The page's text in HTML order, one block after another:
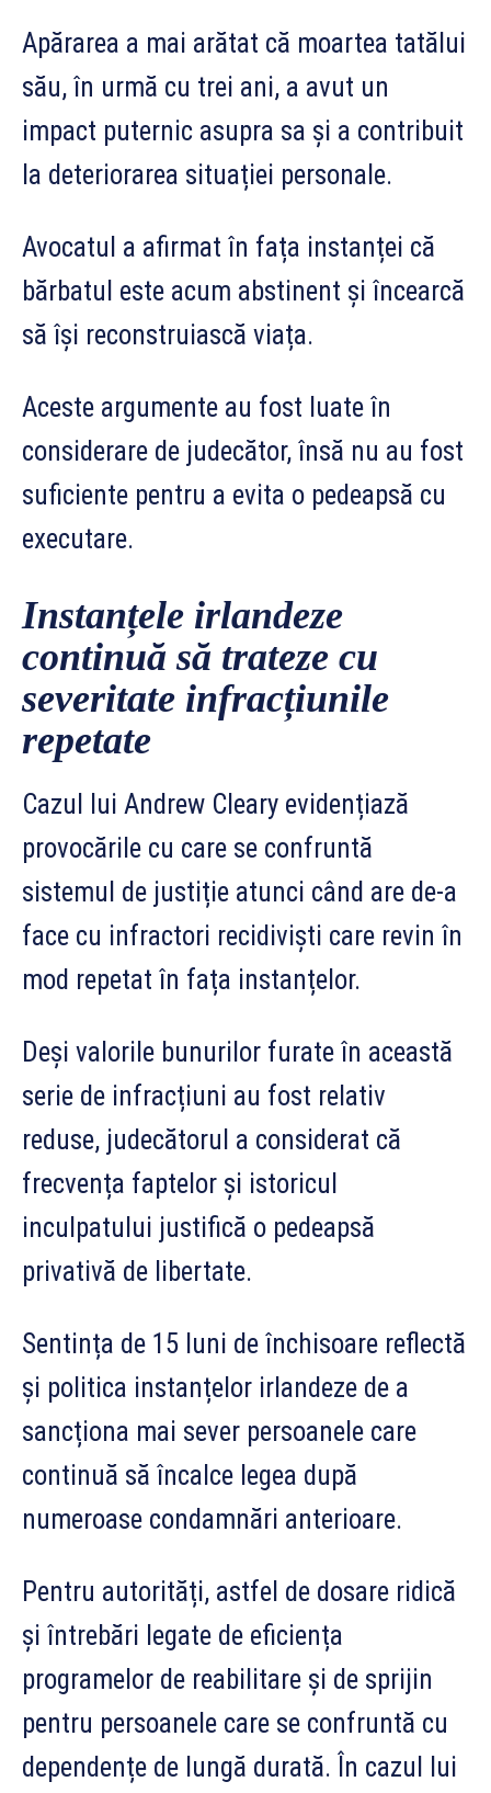
Apărarea a mai arătat că moartea tatălui
său, în urmă cu trei ani, a avut un
impact puternic asupra sa și a contribuit
la deteriorarea situației personale.
Avocatul a afirmat în fața instanței că
bărbatul este acum abstinent și încearcă
să își reconstruiască viața.
Aceste argumente au fost luate în
considerare de judecător, însă nu au fost
suficiente pentru a evita o pedeapsă cu
executare.
Instanțele irlandeze
continuă să trateze cu
severitate infracțiunile
repetate
Cazul lui Andrew Cleary evidențiază
provocările cu care se confruntă
sistemul de justiție atunci când are de-a
face cu infractori recidiviști care revin în
mod repetat în fața instanțelor.
Deși valorile bunurilor furate în această
serie de infracțiuni au fost relativ
reduse, judecătorul a considerat că
frecvența faptelor și istoricul
inculpatului justifică o pedeapsă
privativă de libertate.
Sentința de 15 luni de închisoare reflectă
și politica instanțelor irlandeze de a
sancționa mai sever persoanele care
continuă să încalce legea după
numeroase condamnări anterioare.
Pentru autorități, astfel de dosare ridică
și întrebări legate de eficiența
programelor de reabilitare și de sprijin
pentru persoanele care se confruntă cu
dependențe de lungă durată. În cazul lui